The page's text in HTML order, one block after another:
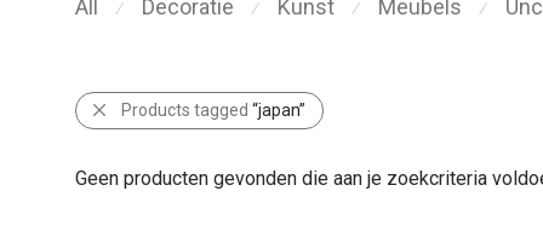
All ⁄ Decoratie ⁄ Kunst ⁄ Meubels ⁄
Products tagged “japan”
Geen producten gevonden die aan je zoekcriteria